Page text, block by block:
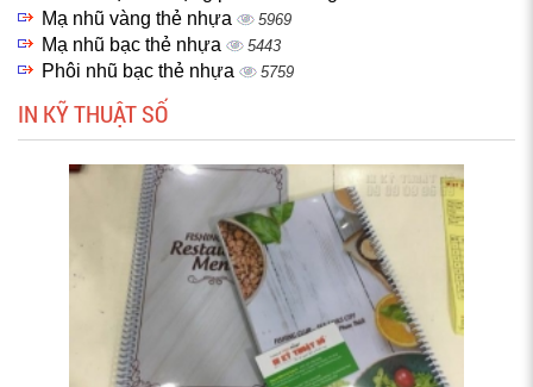
Mạ nhũ vàng thẻ nhựa 5969
Mạ nhũ bạc thẻ nhựa 5443
Phôi nhũ bạc thẻ nhựa 5759
IN KỸ THUẬT SỐ